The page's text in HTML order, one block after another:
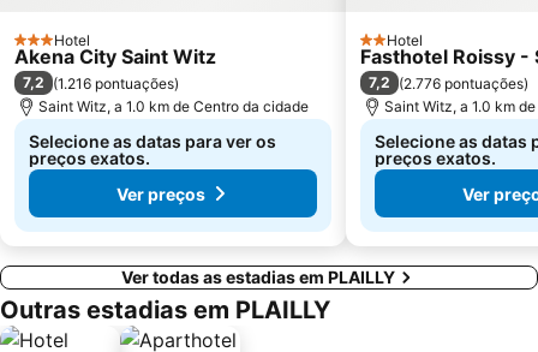
Montparnasse Train station
12th district Reuilly
Parc des Princes
Moulin Rouge
3 Estrelas
Hotel
Akena City Saint Witz
7,2 (1.216 pontuações)
Saint Witz, a 1.0 km de Centro da cidade
Selecione as datas para ver os
preços exatos.
Ver preços
2 Estrelas
Hotel
Fasthotel Roissy -
7,2 (2.776 pontuações)
Saint Witz, a 1.0 km
Selecione as datas
preços exatos.
Ver
Ver todas as estadias em PLAILLY
Outras estadias em PLAILLY